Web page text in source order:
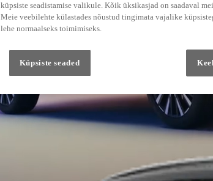
küpsiste seadistamise valikule. Kõik üksikasjad on saadaval
Meie veebilehte külastades nõustud tingimata vajalike
lehe normaalseks toimimiseks.
Küpsiste seaded